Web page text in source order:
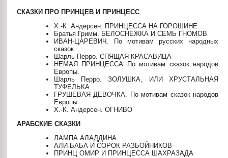
СКАЗКИ ПРО ПРИНЦЕВ И ПРИНЦЕСС
Х.-К. Андерсен. ПРИНЦЕССА НА ГОРОШИНЕ
Братья Гримм. БЕЛОСНЕЖКА И СЕМЬ ГНОМОВ
ИВАН-ЦАРЕВИЧ. По мотивам русских народных
сказок
Шарль Перро. СПЯЩАЯ КРАСАВИЦА
НЕМАЯ ПРИНЦЕССА По мотивам сказок народов
Европы.
Шарль Перро. ЗОЛУШКА, ИЛИ ХРУСТАЛЬНАЯ
ТУФЕЛЬКА
ГРУШЕВАЯ ДЕВОЧКА. По мотивам сказок народов
Европы
Х.-К. Андерсен. ОГНИВО
АРАБСКИЕ СКАЗКИ
ЛАМПА АЛАДДИНА
АЛИ-БАБА И СОРОК РАЗБОЙНИКОВ
ПРИНЦ ОМИР И ПРИНЦЕССА ШАХРАЗАДА